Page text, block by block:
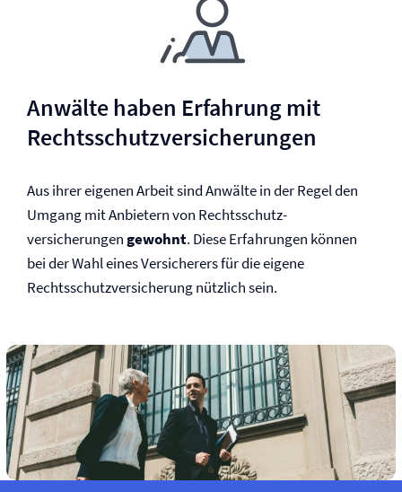
Anwälte haben Erfahrung mit
Rechtsschutz­versicherungen
Aus ihrer eigenen Arbeit sind Anwälte in der Regel den
Umgang mit Anbietern von Rechtsschutz­
versicherungengewohnt. Diese Erfahrungen können
bei der Wahl eines Versicherers für die eigene
Rechtsschutz­versicherung nützlich sein.